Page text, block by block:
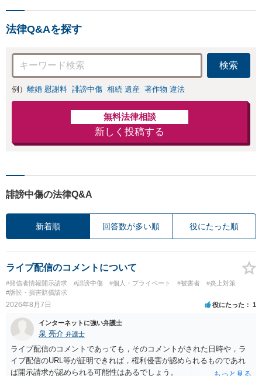
お店の風評被害対
応可：開示請求の
意見照会が来たと
きの対処法、被害
者との示談交渉
法律Q&Aを探す
検索
例） 離婚 慰謝料 誹謗中傷 相続 遺産 著作物 違法
無料法律相談
新しく投稿する
誹謗中傷の法律Q&A
新着順 回答数が多い順 役にたった順
ライブ配信のコメントについて
#発信者情報開示請求 #誹謗中傷 #個人・プライベート #被害者
#炎上対策
#訴訟・損害賠償請求
2026年8月7日 役にたった 1
インターネットに強い弁護士
泉 亮介 弁護士
ライブ配信のコメントであっても，そのコメントがされた日時や，ラ
イブ配信のURL等が証明できれば，権利侵害が認められるものであれ
ば開示請求が認められる可能性はあるでしょう。